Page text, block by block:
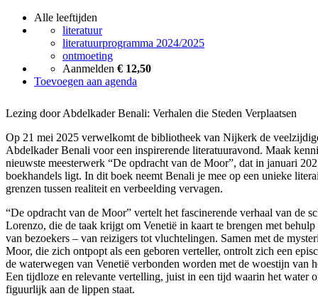
Alle leeftijden
literatuur
literatuurprogramma 2024/2025
ontmoeting
Aanmelden € 12,50
Toevoegen aan agenda
Lezing door Abdelkader Benali: Verhalen die Steden Verplaatsen
Op 21 mei 2025 verwelkomt de bibliotheek van Nijkerk de
Abdelkader Benali voor een inspirerende literatuuravond. Maak
nieuwste meesterwerk “De opdracht van de Moor”, dat in januari
boekhandels ligt. In dit boek neemt Benali je mee op een unieke
grenzen tussen realiteit en verbeelding vervagen.
“De opdracht van de Moor” vertelt het fascinerende verhaal van de
Lorenzo, die de taak krijgt om Venetië in kaart te brengen met
van bezoekers – van reizigers tot vluchtelingen. Samen met de
Moor, die zich ontpopt als een geboren verteller, ontrolt zich een
de waterwegen van Venetië verbonden worden met de woestijn van
Een tijdloze en relevante vertelling, juist in een tijd waarin het water
figuurlijk aan de lippen staat.